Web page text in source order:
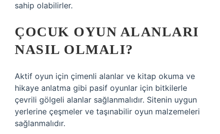
sahip olabilirler.
ÇOCUK OYUN ALANLARI
NASIL OLMALI?
Aktif oyun için çimenli alanlar ve kitap okuma ve
hikaye anlatma gibi pasif oyunlar için bitkilerle
çevrili gölgeli alanlar sağlanmalıdır. Sitenin uygun
yerlerine çeşmeler ve taşınabilir oyun malzemeleri
sağlanmalıdır.